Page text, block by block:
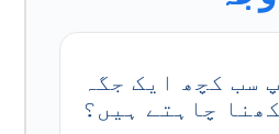
سب کچھ ایک جگہ
چاہتے ہیں؟